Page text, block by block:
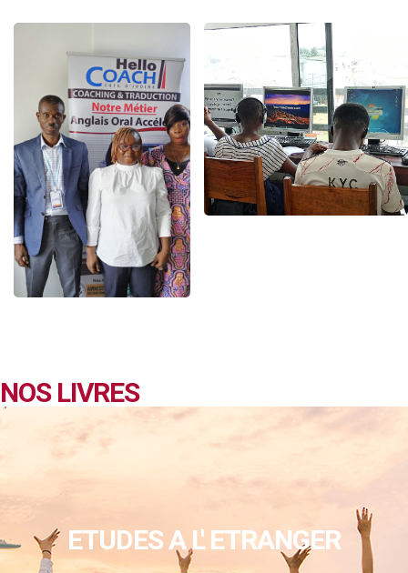
NOS LIVRES
ETUDES A L' ETRANGER